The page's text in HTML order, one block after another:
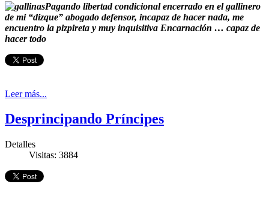
Pagando libertad condicional encerrado en el gallinero
de mi “dizque” abogado defensor, incapaz de hacer nada, me
encuentro la pizpireta y muy inquisitiva Encarnación … capaz de
hacer todo
Leer más...
Desprincipando Príncipes
Detalles
Visitas: 3884